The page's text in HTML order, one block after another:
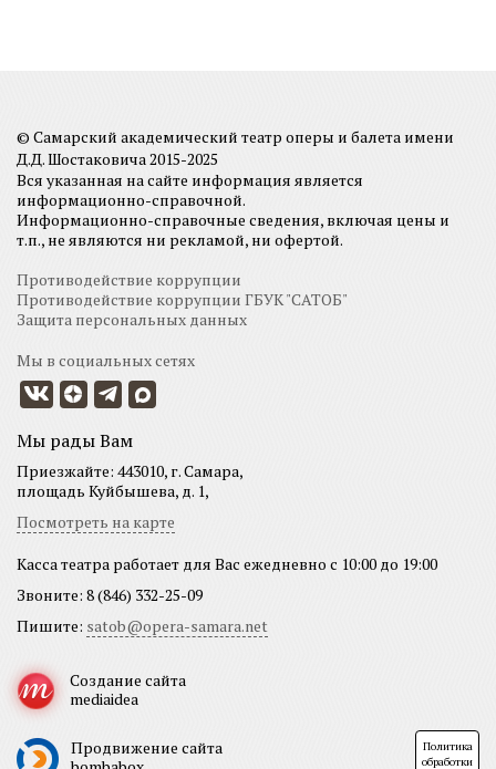
© Самарский академический театр оперы и балета имени
Д.Д. Шостаковича 2015-2025
Вся указанная на сайте информация является
информационно-справочной.
Информационно-справочные сведения, включая цены и
т.п., не являются ни рекламой, ни офертой.
Противодействие коррупции
Противодействие коррупции ГБУК "САТОБ"
Защита персональных данных
Мы в социальных сетях
Мы рады Вам
Приезжайте: 443010, г. Самара,
площадь Куйбышева, д. 1,
Посмотреть на карте
Касса театра работает для Вас ежедневно с 10:00 до 19:00
Звоните: 8 (846) 332-25-09
Пишите: satob@opera-samara.net
Создание сайта
mediaidea
Продвижение сайта
Политика
обработки